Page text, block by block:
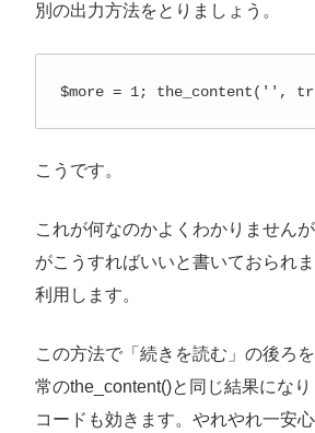
別の出力方法をとりましょう。
$more = 1; the_content('',
こうです。
これが何なのかよくわかりません
がこうすればいいと書いておられ
利用します。
この方法で「続きを読む」の後ろ
常のthe_content()と同じ結果にな
コードも効きます。やれやれ一安心